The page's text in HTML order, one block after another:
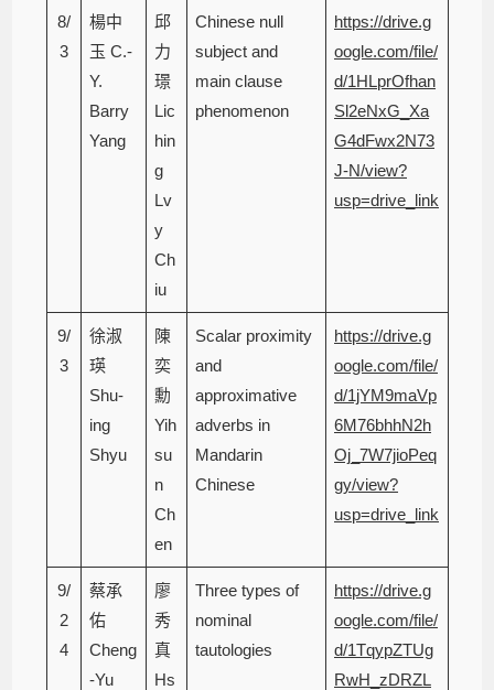
8/
3
楊中
玉 C.-
Y.
Barry
Yang
邱
力
璟
Lic
hin
g
Lv
y
Ch
iu
Chinese null
subject and
main clause
phenomenon
https://drive.g
oogle.com/file/
d/1HLprOfhan
Sl2eNxG_Xa
G4dFwx2N73
J-N/view?
usp=drive_link
9/
3
徐淑
瑛
Shu-
ing
Shyu
陳
奕
勳
Yih
su
n
Ch
en
Scalar proximity
and
approximative
adverbs in
Mandarin
Chinese
https://drive.g
oogle.com/file/
d/1jYM9maVp
6M76bhhN2h
Oj_7W7jioPeq
gy/view?
usp=drive_link
9/
2
4
蔡承
佑
Cheng
-Yu
廖
秀
真
Hs
Three types of
nominal
tautologies
https://drive.g
oogle.com/file/
d/1TqypZTUg
RwH_zDRZL